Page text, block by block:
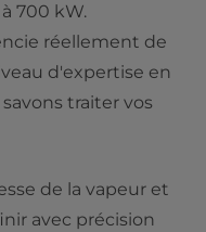
700 kW.
réellement de
d'expertise en
traiter vos
de la vapeur et
avec précision